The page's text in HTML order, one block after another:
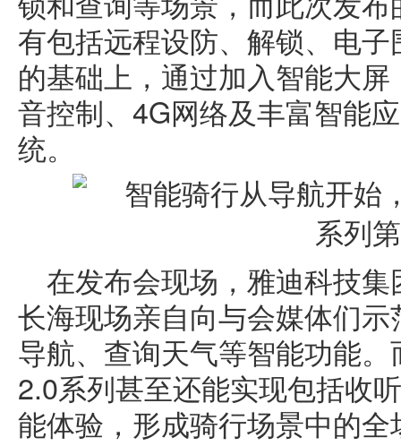
有包括远程设防、解锁、电
的基础上，通过加入智能大
音控制、4G网络及丰富智能
统。
在发布会现场，雅迪科技
长海现场亲自向与会媒体们
导航、查询天气等智能功能
2.0系列甚至还能实现包括收
能体验，形成骑行场景中的